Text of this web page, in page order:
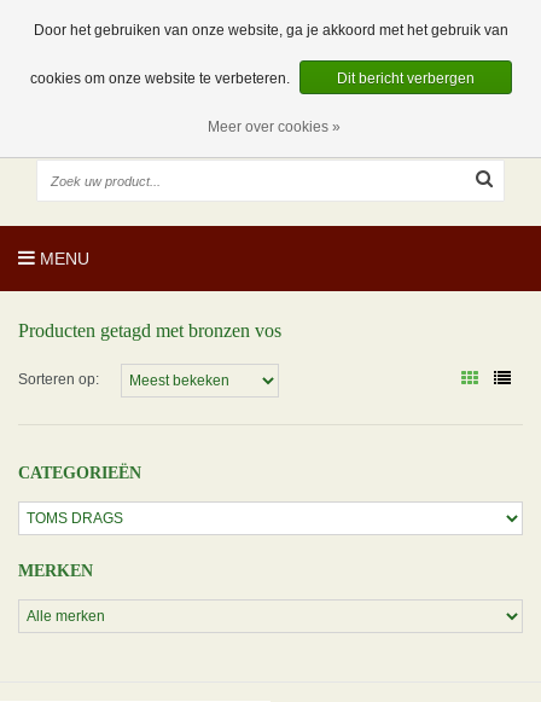
0 Artikelen
NL
EUR
MENU
Producten getagd met bronzen vos
Sorteren op:
CATEGORIEËN
MERKEN
Door het gebruiken van onze website, ga je akkoord met het gebruik van
cookies om onze website te verbeteren. Dit bericht verbergen
Meer over cookies »